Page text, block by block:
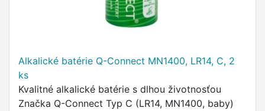
Alkalické batérie Q-Connect MN1400, LR14, C, 2
ks
Kvalitné alkalické batérie s dlhou životnosťou
Značka Q-Connect Typ C (LR14, MN1400, baby)